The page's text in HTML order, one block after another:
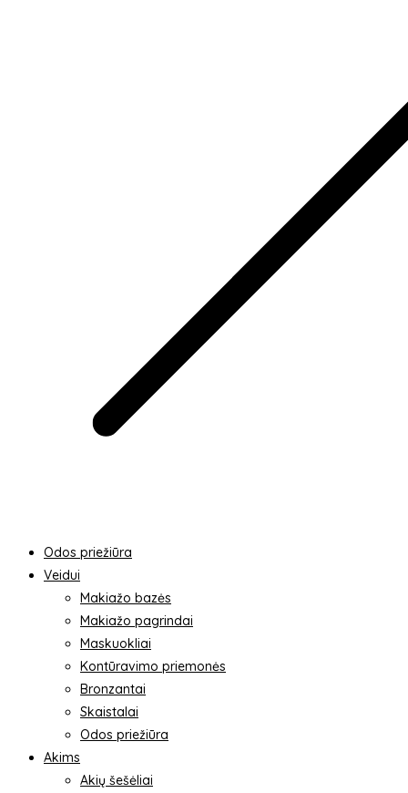
Odos priežiūra
Veidui
Makiažo bazės
Makiažo pagrindai
Maskuokliai
Kontūravimo priemonės
Bronzantai
Skaistalai
Odos priežiūra
Akims
Akių šešėliai